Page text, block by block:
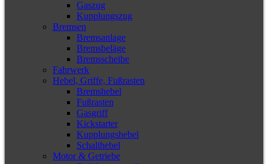
Gaszug
Kupplungszug
Bremsen
Bremsanlage
Bremsbeläge
Bremsscheibe
Fahrwerk
Hebel, Griffe, Fußrasten
Bremshebel
Fußrasten
Gasgriff
Kickstarter
Kupplungshebel
Schalthebel
Motor & Getriebe